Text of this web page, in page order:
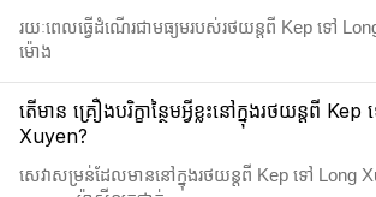
រយៈពេលធ្វើដំណើរជាមធ្យមរបស់រថយន្តពី Kep ទៅ
ម៉ោង
តើមាន គ្រឿងបរិក្ខាន្ថៃមអ្វីខ្លះនៅក្នុងរថយន្តពី
Xuyen?
សេវាសម្រន់ដែលមាននៅក្នុងរថយន្តពី Kep ទៅ Long